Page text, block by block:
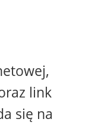
link
się na